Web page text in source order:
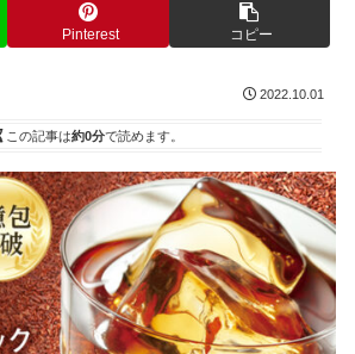
Pinterest コピー
2022.10.01
この記事は約0分で読めます。